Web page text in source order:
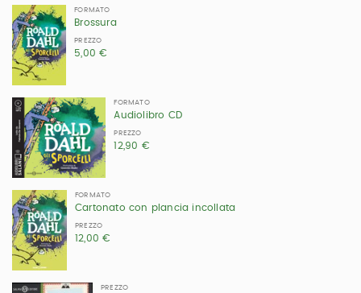
FORMATO
Brossura
PREZZO
5,00 €
FORMATO
Audiolibro CD
PREZZO
12,90 €
FORMATO
Cartonato con plancia incollata
PREZZO
12,00 €
PREZZO